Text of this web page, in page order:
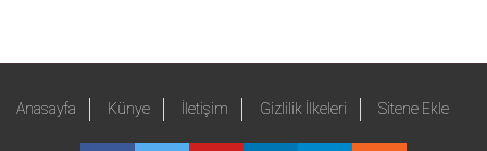
Anasayfa Künye İletişim Gizlilik İlkeleri Sitene Ekle